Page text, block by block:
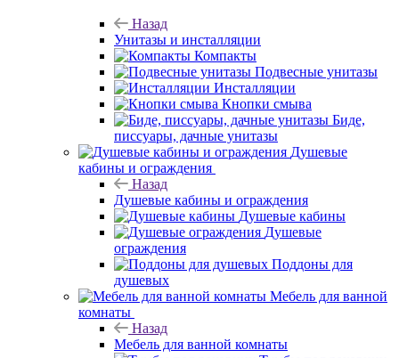
Назад
Унитазы и инсталляции
Компакты
Подвесные унитазы
Инсталляции
Кнопки смыва
Биде,
писсуары, дачные унитазы
Душевые
кабины и ограждения
Назад
Душевые кабины и ограждения
Душевые кабины
Душевые
ограждения
Поддоны для
душевых
Мебель для ванной
комнаты
Назад
Мебель для ванной комнаты